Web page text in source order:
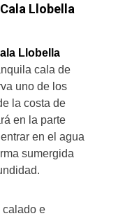
Llobella
Llobella
cala de
uno de los
la costa de
en la parte
en el agua
sumergida
calado e